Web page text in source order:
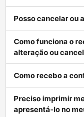
Posso cancelar ou
Como funciona o
alteração ou
Como recebo a
Preciso imprimir
apresentá-lo no